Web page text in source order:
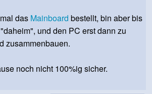
das Mainboard bestellt, bin aber bis
und den PC erst dann zu
zusammenbauen.
noch nicht 100%ig sicher.